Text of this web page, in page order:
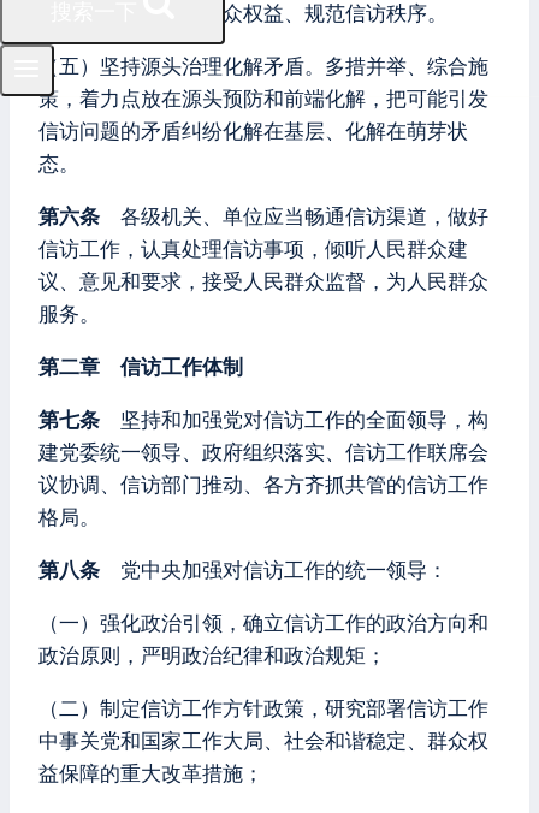
化轨道，依法维护群众权益、规范信访秩序。
（五）坚持源头治理化解矛盾。多措并举、综合施
策，着力点放在源头预防和前端化解，把可能引发
信访问题的矛盾纠纷化解在基层、化解在萌芽状
态。
第六条 各级机关、单位应当畅通信访渠道，做好
信访工作，认真处理信访事项，倾听人民群众建
议、意见和要求，接受人民群众监督，为人民群众
服务。
第二章 信访工作体制
第七条 坚持和加强党对信访工作的全面领导，构
建党委统一领导、政府组织落实、信访工作联席会
议协调、信访部门推动、各方齐抓共管的信访工作
格局。
第八条 党中央加强对信访工作的统一领导：
（一）强化政治引领，确立信访工作的政治方向和
政治原则，严明政治纪律和政治规矩；
（二）制定信访工作方针政策，研究部署信访工作
中事关党和国家工作大局、社会和谐稳定、群众权
益保障的重大改革措施；